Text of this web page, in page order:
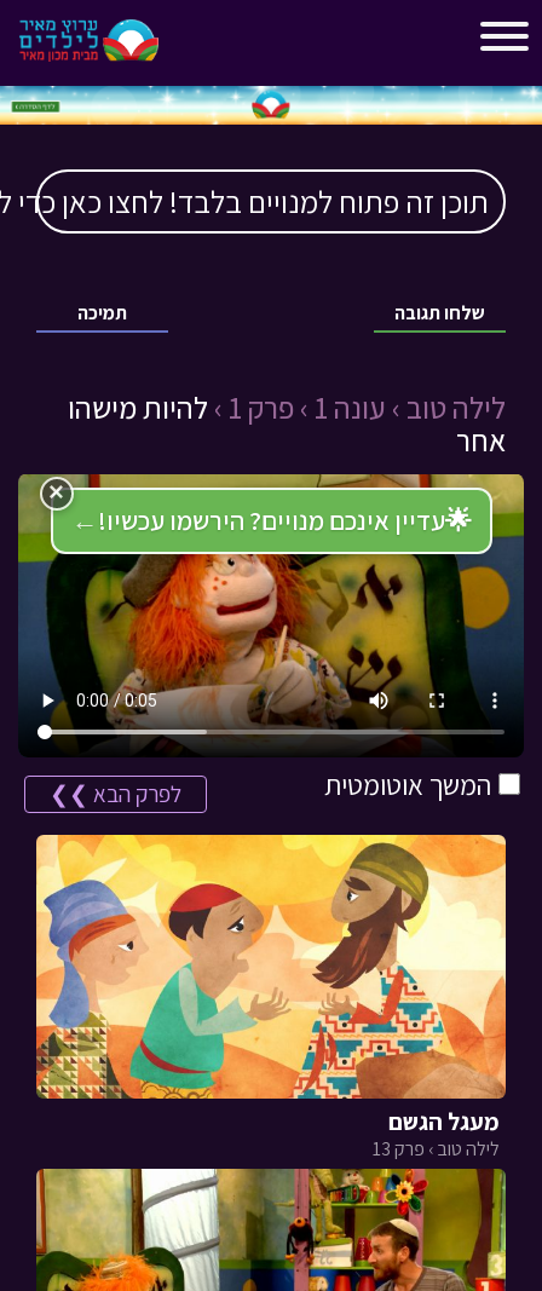
תוכן זה פתוח למנויים בלבד! לחצו כאן כדי
תמיכה שלחו תגובה
לילה טוב › עונה 1 › פרק 1 ›
להיות מישהו
אחר
🌟עדיין אינכם מנויים? הירשמו עכשיו! ←
×
המשך אוטומטית לפרק הבא ❯❯
מעגל הגשם
לילה טוב › פרק 13